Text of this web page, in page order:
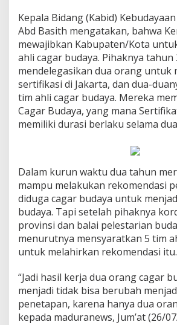
Kepala Bidang (Kabid)
Abd Basith mengatakan, bahwa
mewajibkan Kabupaten/Kota
ahli cagar budaya. Pihaknya tahun
mendelegasikan dua orang untuk
sertifikasi di Jakarta, dan dua-
tim ahli cagar budaya. Mereka
Cagar Budaya, yang mana
memiliki durasi berlaku selama
Dalam kurun waktu dua tahun
mampu melakukan rekomendasi
diduga cagar budaya untuk
budaya. Tapi setelah pihaknya
provinsi dan balai pelestarian
menurutnya mensyaratkan 5 tim
untuk melahirkan rekomendasi itu.
“Jadi hasil kerja dua orang cagar
menjadi tidak bisa berubah
penetapan, karena hanya dua
kepada maduranews, Jum’at (26/